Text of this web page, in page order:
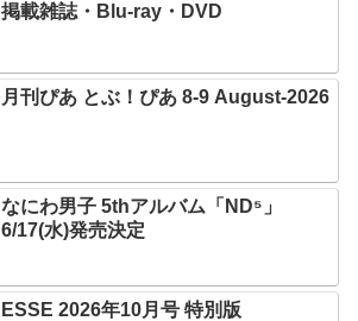
掲載雑誌・Blu-ray・DVD
月刊ぴあ とぶ！ぴあ 8-9 August-2026
なにわ男子 5thアルバム「ND⁵」
6/17(水)発売決定
ESSE 2026年10月号 特別版